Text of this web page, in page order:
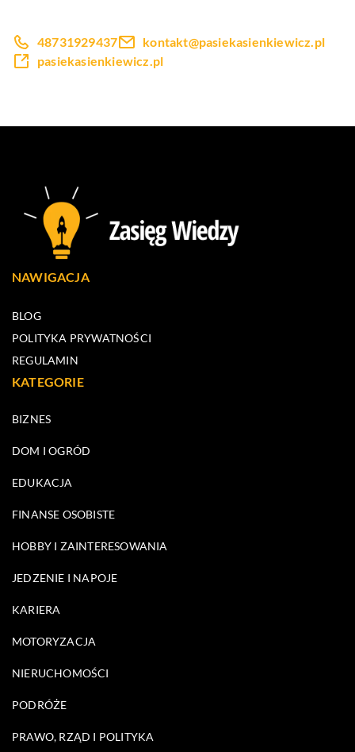
48731929437
kontakt@pasiekasienkiewicz.pl
pasiekasienkiewicz.pl
NAWIGACJA
BLOG
POLITYKA PRYWATNOŚCI
REGULAMIN
KATEGORIE
BIZNES
DOM I OGRÓD
EDUKACJA
FINANSE OSOBISTE
HOBBY I ZAINTERESOWANIA
JEDZENIE I NAPOJE
KARIERA
MOTORYZACJA
NIERUCHOMOŚCI
PODRÓŻE
PRAWO, RZĄD I POLITYKA